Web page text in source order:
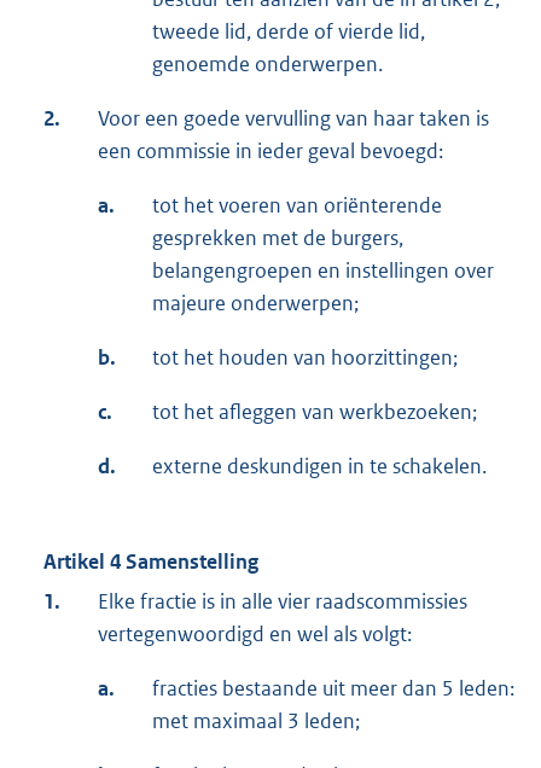
tweede lid, derde of vierde lid,
genoemde onderwerpen.
2.
Voor een goede vervulling van haar taken is
een commissie in ieder geval bevoegd:
a.
tot het voeren van oriënterende
gesprekken met de burgers,
belangengroepen en instellingen over
majeure onderwerpen;
b. tot het houden van hoorzittingen;
c. tot het afleggen van werkbezoeken;
d. externe deskundigen in te schakelen.
Artikel 4 Samenstelling
1.
Elke fractie is in alle vier raadscommissies
vertegenwoordigd en wel als volgt:
a.
fracties bestaande uit meer dan 5 leden:
met maximaal 3 leden;